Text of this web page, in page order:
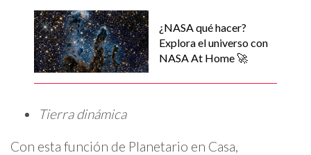
¿NASA qué hacer?
Explora el universo con
NASA At Home 🚀
Tierra dinámica
Con esta función de Planetario en Casa,